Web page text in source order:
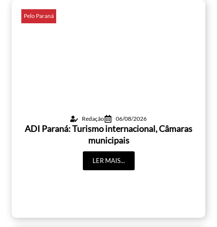
Pelo Paraná
Redação 06/08/2026
ADI Paraná: Turismo internacional, Câmaras
municipais
LER MAIS...